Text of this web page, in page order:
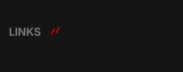
LINKS